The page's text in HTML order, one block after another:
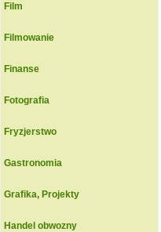
Film
Filmowanie
Finanse
Fotografia
Fryzjerstwo
Gastronomia
Grafika, Projekty
Handel obwozny